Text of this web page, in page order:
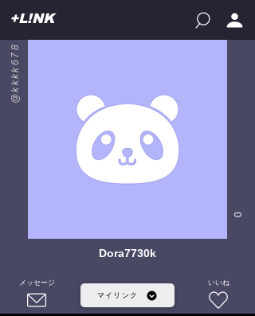
+L!NK
@kkkk678
0
Dora7730k
メッセージ
マイリンク
いいね